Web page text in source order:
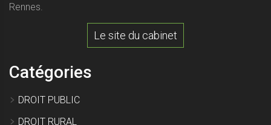
Rennes.
Le site du cabinet
Catégories
DROIT PUBLIC
DROIT RURAL